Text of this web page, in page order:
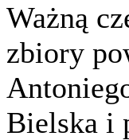
Ważną
zbiory
Bielska i